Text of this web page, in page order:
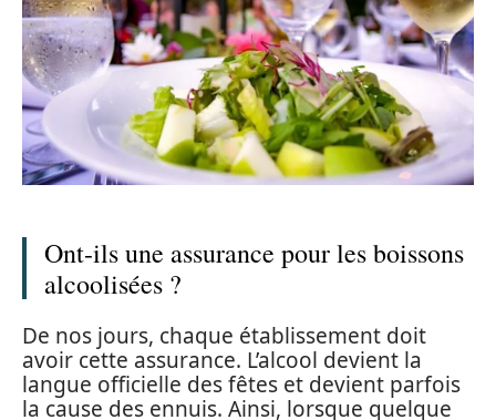
Ont-ils une assurance pour les boissons
alcoolisées ?
De nos jours, chaque établissement doit
avoir cette assurance. L’alcool devient la
langue officielle des fêtes et devient parfois
la cause des ennuis. Ainsi, lorsque quelque